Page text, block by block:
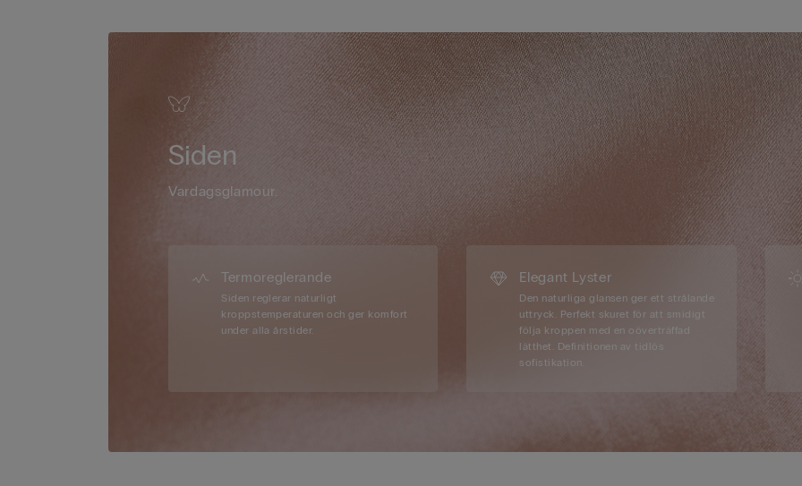
Siden
Vardagsglamour.
Termoreglerande
Siden reglerar naturligt
kroppstemperaturen och ger komfort
under alla årstider.
Elegant Lyster
Den naturliga glansen ger ett strålande
uttryck. Perfekt skuret för att smidigt
följa kroppen med en oöverträffad
lätthet. Definitionen av tidlös
sofistikation.